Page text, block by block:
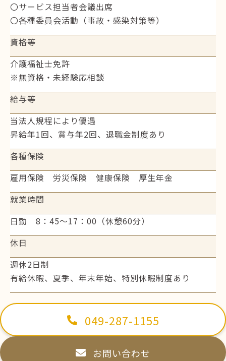
〇サービス担当者会議出席
〇各種委員会活動（事故・感染対策等）
資格等
介護福祉士免許
※無資格・未経験応相談
給与等
当法人規程により優遇
昇給年1回、賞与年2回、退職金制度あり
各種保険
雇用保険 労災保険 健康保険 厚生年金
就業時間
日勤 8：45～17：00（休憩60分）
休日
週休2日制
有給休暇、夏季、年末年始、特別休暇制度あり
049-287-1155
お問い合わせ